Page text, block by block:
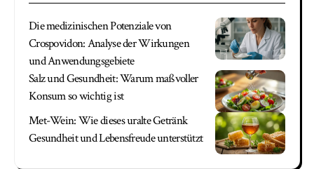
Die medizinischen Potenziale von
Crospovidon: Analyse der Wirkungen
und Anwendungsgebiete
Salz und Gesundheit: Warum maßvoller
Konsum so wichtig ist
Met-Wein: Wie dieses uralte Getränk
Gesundheit und Lebensfreude unterstützt